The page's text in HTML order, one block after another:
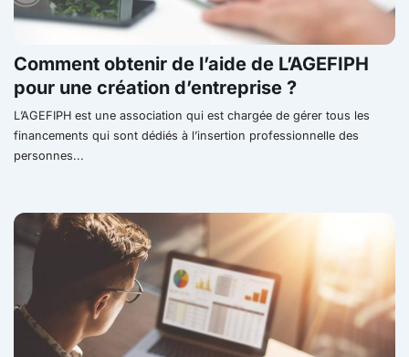
Comment obtenir de l’aide de L’AGEFIPH
pour une création d’entreprise ?
L’AGEFIPH est une association qui est chargée de gérer tous les
financements qui sont dédiés à l’insertion professionnelle des
personnes...